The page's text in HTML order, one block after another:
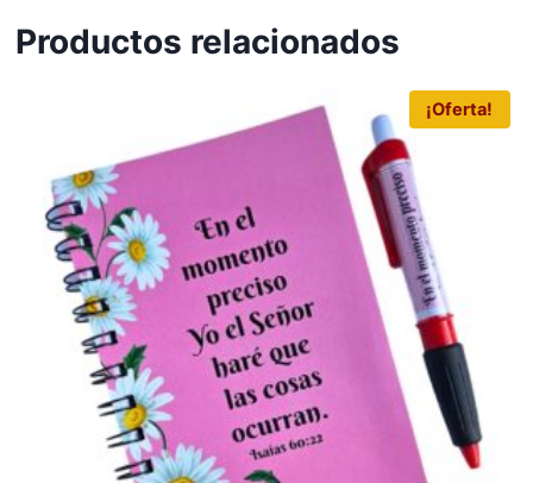
Productos relacionados
¡Oferta!